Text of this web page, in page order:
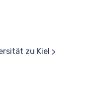
zu Kiel